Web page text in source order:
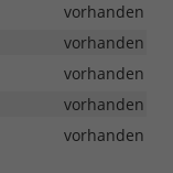
vorhanden
vorhanden
vorhanden
vorhanden
vorhanden